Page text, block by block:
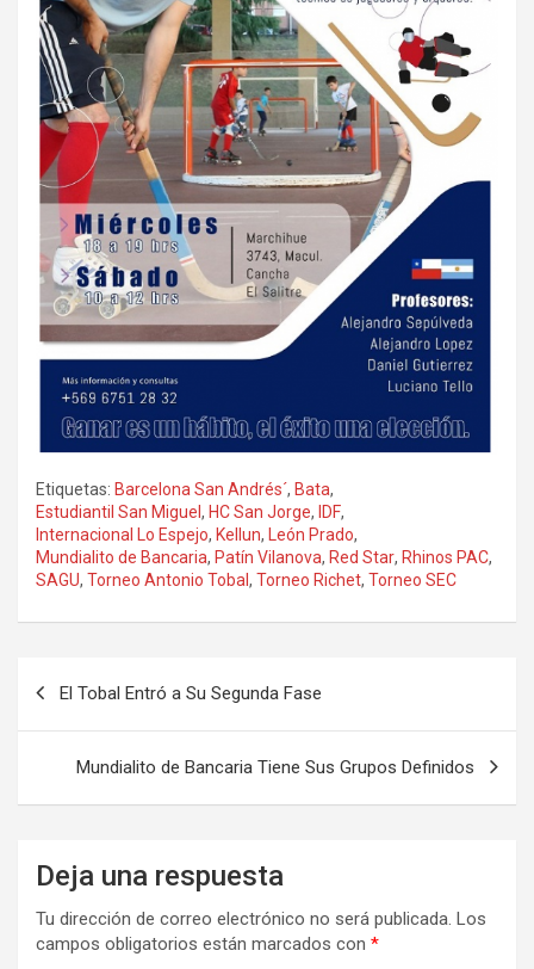
Etiquetas: Barcelona San Andrés´, Bata,
Estudiantil San Miguel , HC San Jorge, IDF,
Internacional Lo Espejo, Kellun, León Prado,
Mundialito de Bancaria, Patín Vilanova, Red Star, Rhinos PAC,
SAGU, Torneo Antonio Tobal , Torneo Richet, Torneo SEC
entradas
El Tobal Entró a Su Segunda Fase
Mundialito de Bancaria Tiene Sus Grupos Definidos
Deja una respuesta
Tu dirección de correo electrónico no será publicada. Los
campos obligatorios están marcados con *